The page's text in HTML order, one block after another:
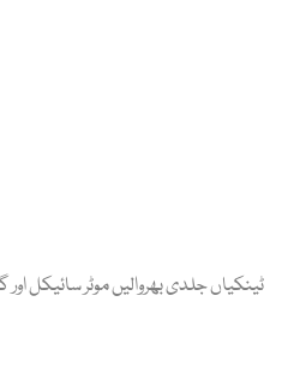
ٹینکیاں جلدی بھروالیں موٹر سائیکل